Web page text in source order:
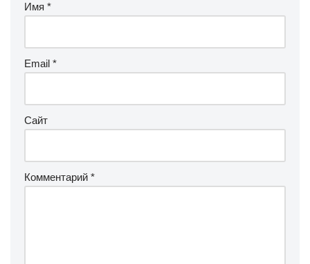
Имя *
Email *
Сайт
Комментарий *